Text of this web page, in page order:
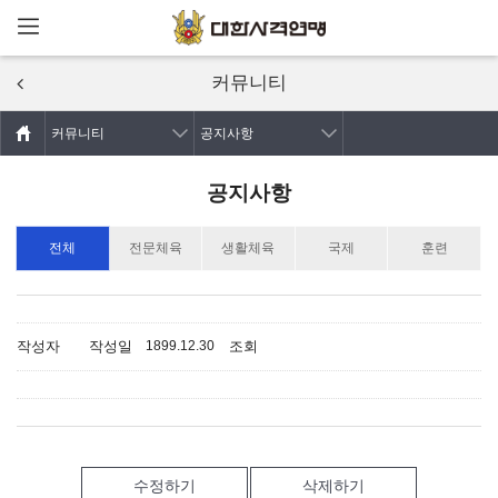
주요콘텐츠로
커뮤니티
커뮤니티 공지사항
공지사항
전체 전문체육 생활체육 국제 훈련
작성자 작성일 1899.12.30 조회
수정하기 삭제하기